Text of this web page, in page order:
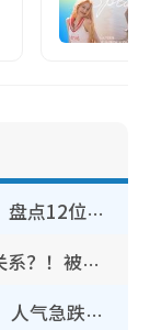
《爱·回家》隐形富豪卧虎藏龙！盘点12位财气逼人的有钱艺人：这位美女3亿身家不愁做
叶泓文拍拖一周年亲口否认情侣关系？！被质疑感情造假竟称GM“普通同事”
30岁男艺人低调宣布已秘密离巢！人气急跌变失踪人口：“这几年过得并不容易”